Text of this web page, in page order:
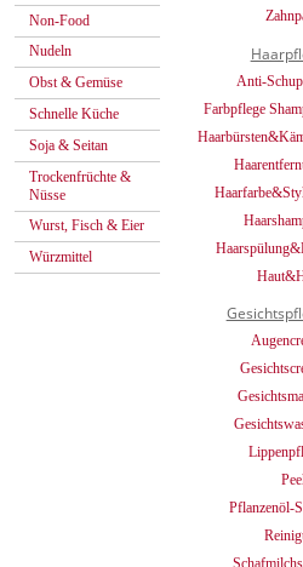
Non-Food
Nudeln
Obst & Gemüse
Schnelle Küche
Soja & Seitan
Trockenfrüchte &
Nüsse
Wurst, Fisch & Eier
Würzmittel
Anti-
Farbpflege
Pflanzenöl-